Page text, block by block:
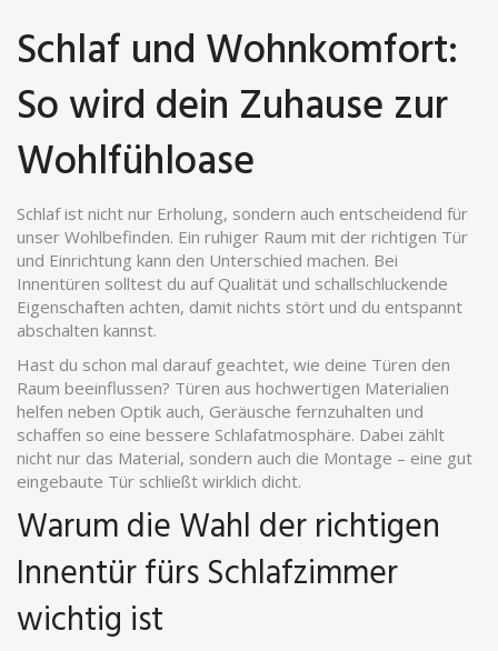
Schlaf und Wohnkomfort:
So wird dein Zuhause zur
Wohlfühloase
Schlaf ist nicht nur Erholung, sondern auch entscheidend für
unser Wohlbefinden. Ein ruhiger Raum mit der richtigen Tür
und Einrichtung kann den Unterschied machen. Bei
Innentüren solltest du auf Qualität und schallschluckende
Eigenschaften achten, damit nichts stört und du entspannt
abschalten kannst.
Hast du schon mal darauf geachtet, wie deine Türen den
Raum beeinflussen? Türen aus hochwertigen Materialien
helfen neben Optik auch, Geräusche fernzuhalten und
schaffen so eine bessere Schlafatmosphäre. Dabei zählt
nicht nur das Material, sondern auch die Montage – eine gut
eingebaute Tür schließt wirklich dicht.
Warum die Wahl der richtigen
Innentür fürs Schlafzimmer
wichtig ist